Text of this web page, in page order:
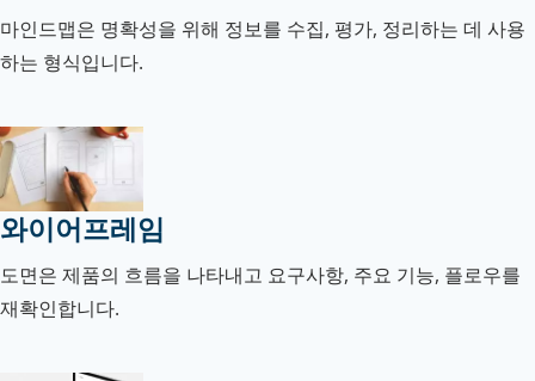
마인드맵은 명확성을 위해 정보를 수집, 평가, 정리하는 데 사용
하는 형식입니다.
와이어프레임
도면은 제품의 흐름을 나타내고 요구사항, 주요 기능, 플로우를
재확인합니다.